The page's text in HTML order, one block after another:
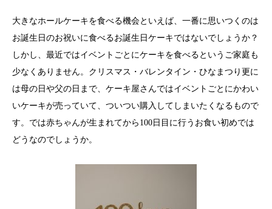
大きなホールケーキを食べる機会といえば、一番に思いつくのは
お誕生日のお祝いに食べるお誕生日ケーキではないでしょうか？
しかし、最近ではイベントごとにケーキを食べるというご家庭も
少なくありません。クリスマス・バレンタイン・ひなまつり更に
は母の日や父の日まで、ケーキ屋さんではイベントごとにかわい
いケーキが売っていて、ついつい購入してしまいたくなるもので
す。では赤ちゃんが生まれてから100日目に行うお食い初めでは
どうなのでしょうか。